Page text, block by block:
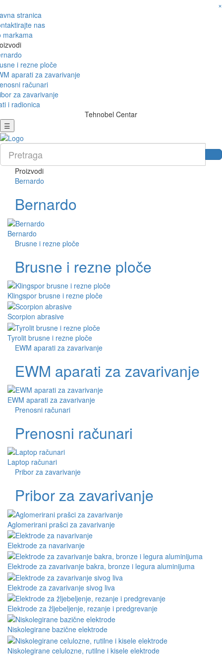
×
stranica
nas
markama
i rezne ploče
aparati za zavarivanje
računari
za zavarivanje
i radionica
Tehnobel Centar
☰
Proizvodi
Bernardo
Bernardo
Bernardo
Brusne i rezne ploče
Brusne i rezne ploče
Klingspor brusne i rezne ploče
Scorpion abrasive
Tyrolit brusne i rezne ploče
EWM aparati za zavarivanje
EWM aparati za zavarivanje
EWM aparati za zavarivanje
Prenosni računari
Prenosni računari
Laptop računari
Pribor za zavarivanje
Pribor za zavarivanje
Aglomerirani prašci za zavarivanje
Elektrode za navarivanje
Elektrode za zavarivanje bakra, bronze i legura aluminijuma
Elektrode za zavarivanje sivog liva
Elektrode za žljebeljenje, rezanje i predgrevanje
Niskolegirane bazične elektrode
Niskolegirane celulozne, rutilne i kisele elektrode